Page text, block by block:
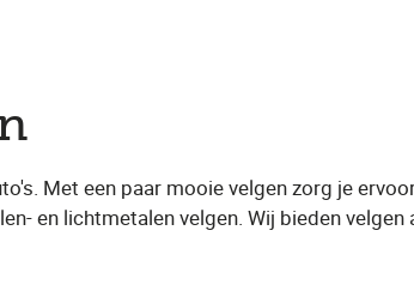
Met een paar mooie velgen zorg je
en lichtmetalen velgen. Wij bieden velgen